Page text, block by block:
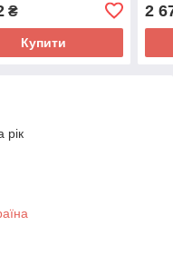
₴
Купити
2
рік